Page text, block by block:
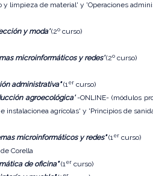
y limpieza de material' y 'Operaciones
y moda'(2º curso)
microinformáticos y redes'(2º curso)
administrativa"(1er curso)
agroecológica'-ONLINE- (módulos
instalacionea agrícolas' y 'Principios de
microinformáticos y redes"(1er curso)
Corella
de oficina"(1er curso)